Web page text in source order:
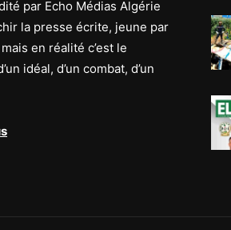
par Echo Médias Algérie
la presse écrite, jeune par
en réalité c’est le
idéal, d’un combat, d’un